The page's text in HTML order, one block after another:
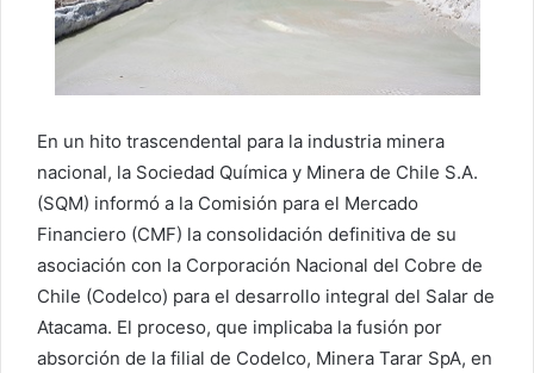
En un hito trascendental para la industria minera
nacional, la Sociedad Química y Minera de Chile S.A.
(SQM) informó a la Comisión para el Mercado
Financiero (CMF) la consolidación definitiva de su
asociación con la Corporación Nacional del Cobre de
Chile (Codelco) para el desarrollo integral del Salar de
Atacama. El proceso, que implicaba la fusión por
absorción de la filial de Codelco, Minera Tarar SpA, en